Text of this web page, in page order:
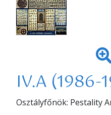
IV.A (1986-
Osztályfőnök: Pestality